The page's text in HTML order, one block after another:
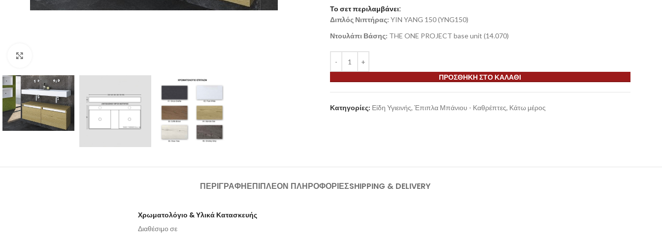
Το σετ περιλαμβάνει:
Διπλός Νιπτήρας: YIN YANG 150 (YNG150)
Ντουλάπι Βάσης: THE ONE PROJECT base unit (14.070)
ΠΡΟΣΘΉΚΗ ΣΤΟ ΚΑΛΆΘΙ
Κατηγορίες: Είδη Υγιεινής, Έπιπλα Μπάνιου - Καθρέπτες, Κάτω μέρος
ΠΕΡΙΓΡΑΦΉΕΠΙΠΛΈΟΝ ΠΛΗΡΟΦΟΡΊΕΣSHIPPING & DELIVERY
Χρωματολόγιο & Υλικά Κατασκευής
Διαθέσιμο σε